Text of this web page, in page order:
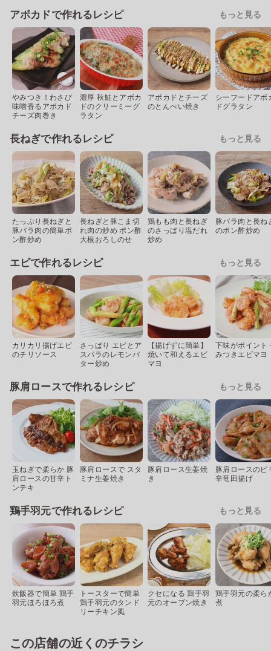
アボカドで作れるレシピ もっと見る
やみつき！わさび
味噌香るアボカド
チーズ肉巻き
濃厚 秋鮭とアボカ
ドのクリーミーグ
ラタン
アボカドとチーズ
のとんぺい焼き
シーフードアボ
ドグラタン
長ねぎで作れるレシピ もっと見る
たっぷり長ねぎと
豚バラ肉の簡単ポ
ン酢炒め
長ねぎと豚こま切
れ肉の炒め ポン酢
大根おろしのせ
鶏もも肉と長ねぎ
のさっぱり塩だれ
炒め
豚バラ肉と長ね
のポン酢炒め
エビで作れるレシピ もっと見る
カリカリ揚げエビ
のチリソース
さっぱり エビとア
スパラのレモンバ
ター炒め
【揚げずに簡単】
焼いて和えるエビ
マヨ
下味がポイント
みつきエビマヨ
豚肩ロースで作れるレシピ もっと見る
玉ねぎで柔らか 豚
肩ロースの甘辛ト
ンテキ
豚肩ロースで スタ
ミナ生姜焼き
豚肩ロース生姜焼
き
豚肩ロースのピ
辛竜田揚げ
鶏手羽元で作れるレシピ もっと見る
炊飯器で簡単 鶏手
羽元ほろほろ煮
トースターで簡単
鶏手羽元のタンド
リーチキン風
クセになる 鶏手羽
元のオーブン焼き
鶏手羽元の柔ら
煮
この店舗の近くのチラシ